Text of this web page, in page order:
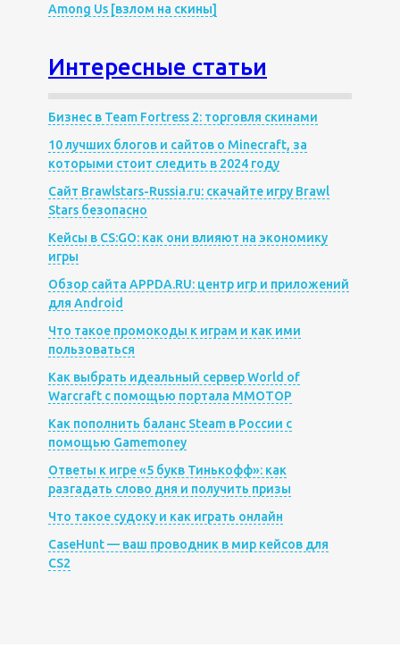
Among Us [взлом на скины]
Интересные статьи
Бизнес в Team Fortress 2: торговля скинами
10 лучших блогов и сайтов о Minecraft, за
которыми стоит следить в 2024 году
Сайт Brawlstars-Russia.ru: скачайте игру Brawl
Stars безопасно
Кейсы в CS:GO: как они влияют на экономику
игры
Обзор сайта APPDA.RU: центр игр и приложений
для Android
Что такое промокоды к играм и как ими
пользоваться
Как выбрать идеальный сервер World of
Warcraft с помощью портала MMOTOP
Как пополнить баланс Steam в России с
помощью Gamemoney
Ответы к игре «5 букв Тинькофф»: как
разгадать слово дня и получить призы
Что такое судоку и как играть онлайн
CaseHunt — ваш проводник в мир кейсов для
CS2